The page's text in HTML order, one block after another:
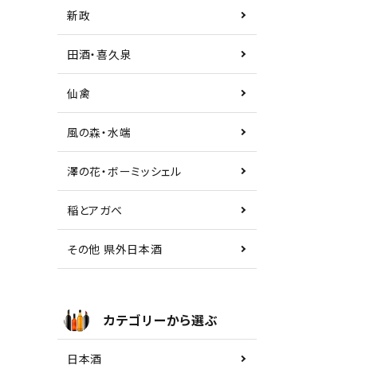
新政
田酒・喜久泉
仙禽
風の森・水端
澤の花・ボーミッシェル
稲とアガベ
その他 県外日本酒
カテゴリーから選ぶ
日本酒